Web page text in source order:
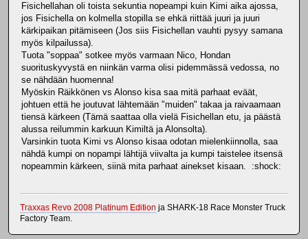
Fisichellahan oli toista sekuntia nopeampi kuin Kimi aika ajossa,
jos Fisichella on kolmella stopilla se ehkä riittää juuri ja juuri
kärkipaikan pitämiseen (Jos siis Fisichellan vauhti pysyy samana
myös kilpailussa).
Tuota "soppaa" sotkee myös varmaan Nico, Hondan
suorituskyvystä en niinkän varma olisi pidemmässä vedossa, no
se nähdään huomenna!
Myöskin Räikkönen vs Alonso kisa saa mitä parhaat eväät,
johtuen että he joutuvat lähtemään "muiden" takaa ja raivaamaan
tiensä kärkeen (Tämä saattaa olla vielä Fisichellan etu, ja päästä
alussa reilummin karkuun Kimiltä ja Alonsolta).
Varsinkin tuota Kimi vs Alonso kisaa odotan mielenkiinnolla, saa
nähdä kumpi on nopampi lähtijä viivalta ja kumpi taistelee itsensä
nopeammin kärkeen, siinä mita parhaat ainekset kisaan. :shock:
Traxxas Revo 2008 Platinum Edition ja SHARK-18 Race Monster Truck
Factory Team.